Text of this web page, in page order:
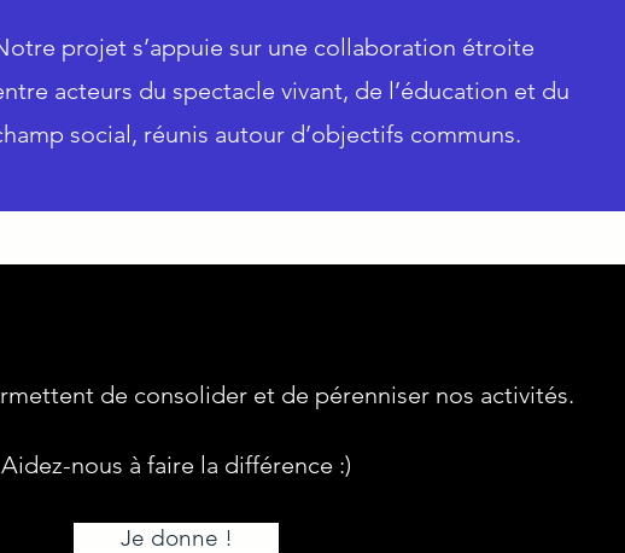
projet s’appuie sur une collaboration étroite
acteurs du spectacle vivant, de l’éducation et du
social, réunis autour d’objectifs communs.
de consolider et de pérenniser nos activités.
Aidez-nous à faire la différence :)
Je donne !